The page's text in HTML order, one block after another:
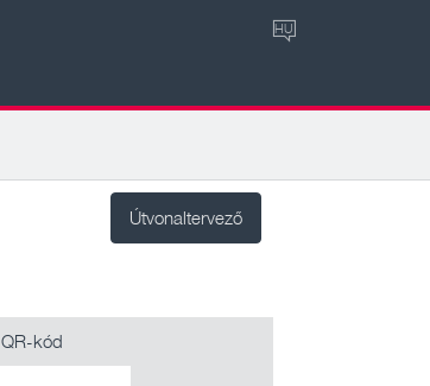
HU
Útvonaltervező
QR-kód